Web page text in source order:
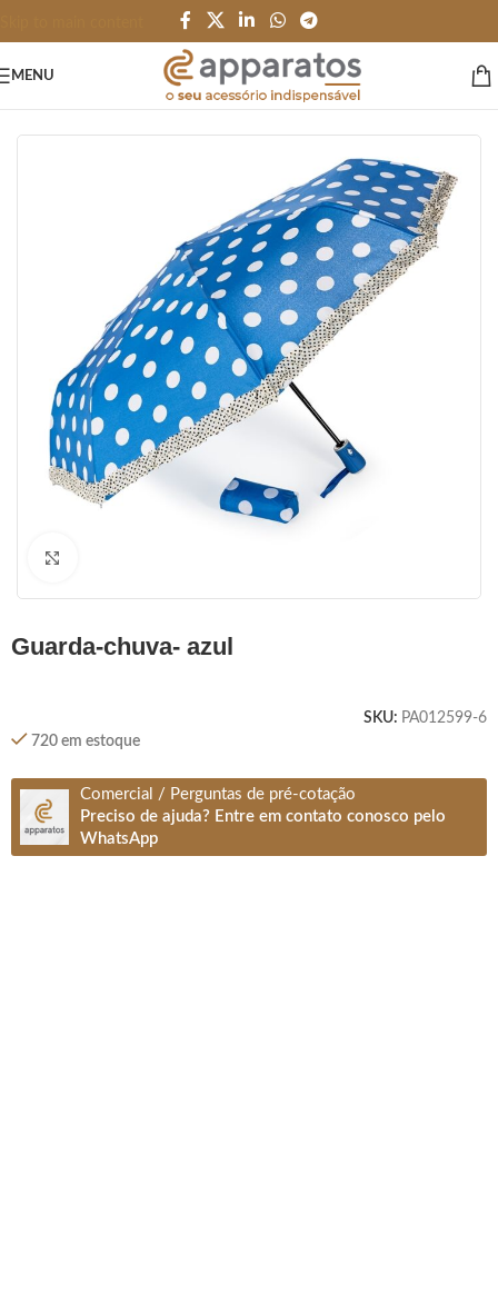
MENU
guarda-chuva- azul
SKU: PA012599-6
720 em estoque
Comercial / Perguntas de pré-cotação
Preciso de ajuda? Entre em contato conosco pelo
WhatsApp